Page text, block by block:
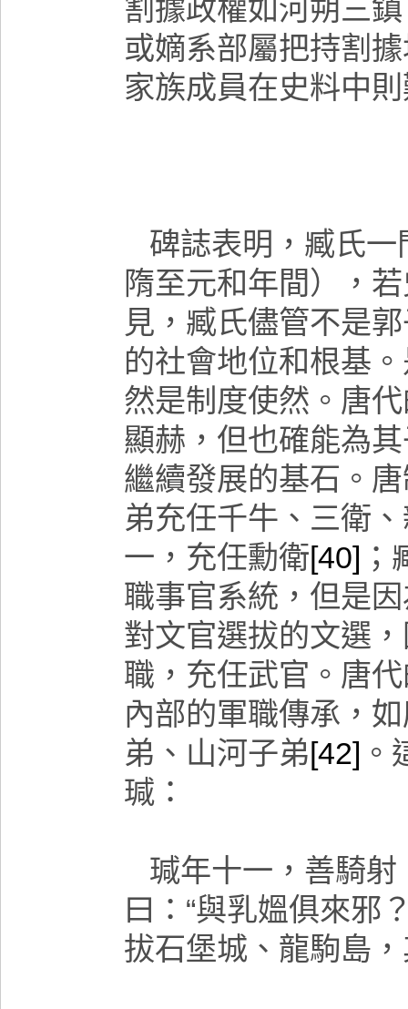
割據政權如河朔三
或嫡系部屬把持割
家族成員在史料中
碑誌表明，臧氏
隋至元和年間），
見，臧氏儘管不是
的社會地位和根基
然是制度使然。唐
顯赫，但也確能為
繼續發展的基石。
弟充任千牛、三衛
一，充任勳衛[40]
職事官系統，但是
對文官選拔的文選
職，充任武官。唐
內部的軍職傳承，
弟、山河子弟[42]
瑊：
瑊年十一，善騎
曰：“與乳媼俱來邪
拔石堡城、龍駒島